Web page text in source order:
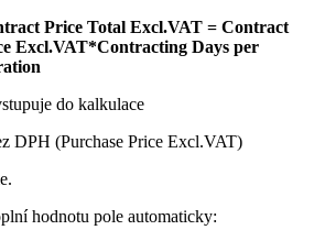
Price Total Excl.VAT = Contract
Excl.VAT*Contracting Days per
do kalkulace
DPH (Purchase Price Excl.VAT)
hodnotu pole automaticky: